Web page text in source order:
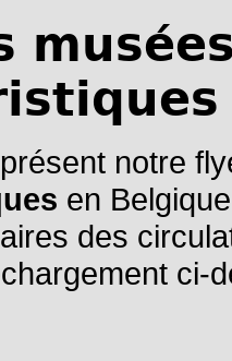
notre
en
des
ci-